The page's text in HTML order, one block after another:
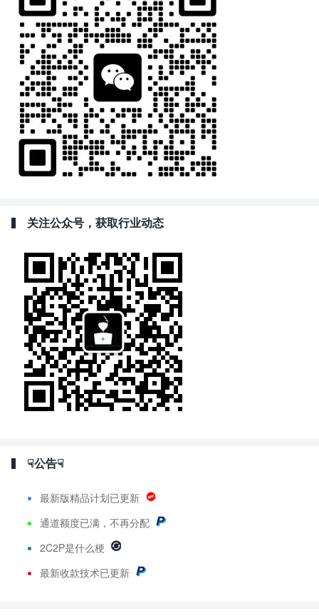
关注公众号，获取行业动态
☟公告☟
最新版精品计划已更新
通道额度已满，不再分配
2C2P是什么梗
最新收款技术已更新